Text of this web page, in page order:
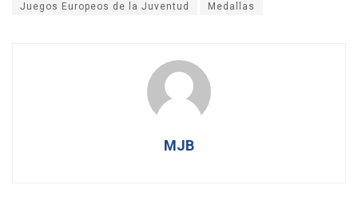
Juegos Europeos de la Juventud Medallas
MJB